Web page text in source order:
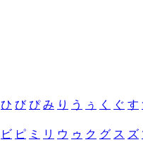
ひ び ぴ み り う ぅ く ぐ す
ビ ピ ミ リ ウ ゥ ク グ ス ズ